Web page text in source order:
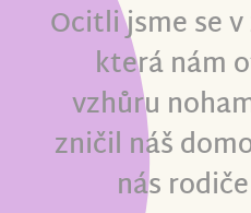
Ocitli jsme se
která nám
vzhůru
zničil náš
nás